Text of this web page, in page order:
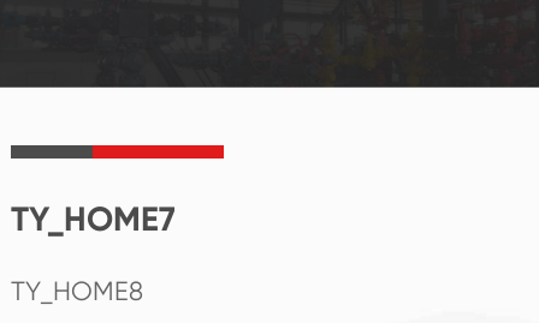
TY_HOME7
TY_HOME8